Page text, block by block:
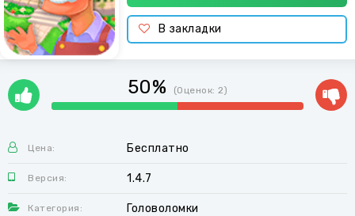
В закладки
50% (Оценок:2)
Цена: Бесплатно
Версия: 1.4.7
Категория: Головоломки